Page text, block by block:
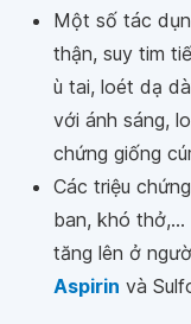
Một số tác
thận, suy tim
ù tai, loét dạ
với ánh sáng,
chứng giống
Các triệu
ban, khó
tăng lên ở
Aspirin và